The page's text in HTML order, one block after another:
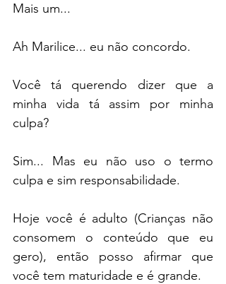
Mais um...
Ah Marilice... eu não concordo.
Você tá querendo dizer que a
minha vida tá assim por minha
culpa?
Sim... Mas eu não uso o termo
culpa e sim responsabilidade.
Hoje você é adulto (Crianças não
consomem o conteúdo que eu
gero), então posso afirmar que
você tem maturidade e é grande.